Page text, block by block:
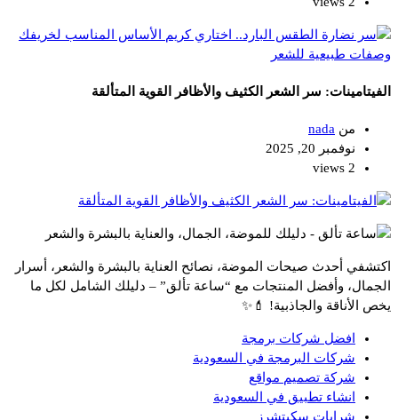
وصفات طبيعية للشعر
الفيتامينات: سر الشعر الكثيف والأظافر القوية المتألقة
من nada
نوفمبر 20, 2025
2 views
اكتشفي أحدث صيحات الموضة، نصائح العناية بالبشرة والشعر، أسرار
الجمال، وأفضل المنتجات مع “ساعة تألق” – دليلك الشامل لكل ما
يخص الأناقة والجاذبية! 💄✨
افضل شركات برمجة
شركات البرمجة في السعودية
شركة تصميم مواقع
انشاء تطبيق في السعودية
شرابات سكيتشرز